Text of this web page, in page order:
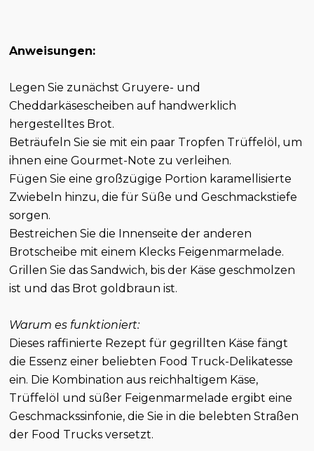
Anweisungen:
Legen Sie zunächst Gruyere- und
Cheddarkäsescheiben auf handwerklich
hergestelltes Brot.
Beträufeln Sie sie mit ein paar Tropfen Trüffelöl, um
ihnen eine Gourmet-Note zu verleihen.
Fügen Sie eine großzügige Portion karamellisierte
Zwiebeln hinzu, die für Süße und Geschmackstiefe
sorgen.
Bestreichen Sie die Innenseite der anderen
Brotscheibe mit einem Klecks Feigenmarmelade.
Grillen Sie das Sandwich, bis der Käse geschmolzen
ist und das Brot goldbraun ist.
Warum es funktioniert:
Dieses raffinierte Rezept für gegrillten Käse fängt
die Essenz einer beliebten Food Truck-Delikatesse
ein. Die Kombination aus reichhaltigem Käse,
Trüffelöl und süßer Feigenmarmelade ergibt eine
Geschmackssinfonie, die Sie in die belebten Straßen
der Food Trucks versetzt.